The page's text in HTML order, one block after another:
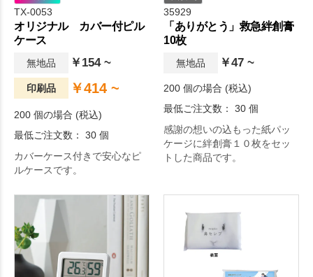
TX-0053
オリジナル カバー付ピル
ケース
無地品 ￥154 ~
印刷品 ￥414 ~
200 個の場合 (税込)
最低ご注文数： 30 個
カバーケース付きで安心なピ
ルケースです。
35929
「ありがとう」救急絆創膏
10枚
無地品 ￥47 ~
200 個の場合 (税込)
最低ご注文数： 30 個
感謝の想いの込もった紙パッ
ケージに絆創膏１０枚をセッ
トした商品です。